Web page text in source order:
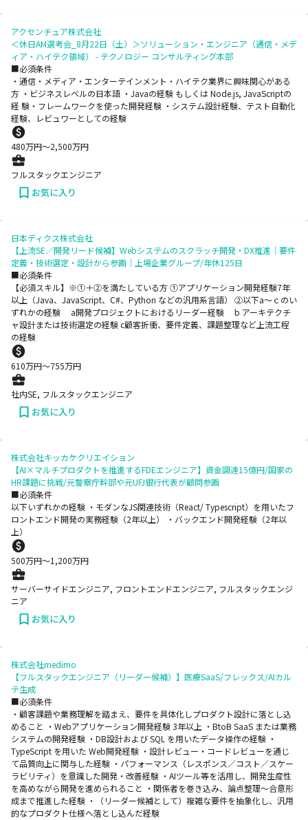
アクセンチュア株式会社
＜休日AM選考会_8月22日（土）＞ソリューション・エンジニア（通信・メデ
ィア・ハイテク領域） - テクノロジー コンサルティング本部
■必須条件
・通信・メディア・エンターテインメント・ハイテク業界に興味関心がある
方 ・ビジネスレベルの日本語 ・Javaの経験 もしくは Node.js, JavaScriptの
経 験・フレームワークを使った開発経験 ・システム設計経験、テスト自動化
経験、レビュワーとしての経験
480万円〜2,500万円
フルスタックエンジニア
お気に入り
日本ディクス株式会社
【上流SE／開発リード候補】Webシステムのスクラッチ開発・DX推進｜要件
定義・技術選定・設計から参画｜上場企業グループ/年休125日
■必須条件
【必須スキル】※①＋②を満たしている方 ①アプリケーション開発経験7年
以上（Java、JavaScript、C#、Python などの汎用系言語） ②以下a～ｃのい
ずれかの経験 a開発プロジェクトにおけるリーダー経験 b アーキテクチ
ャ設計または技術選定の経験 c顧客折衝、要件定義、課題整理など上流工程
の経験
610万円〜755万円
社内SE, フルスタックエンジニア
お気に入り
株式会社キッカケクリエイション
【AI×マルチプロダクトを推進するFDEエンジニア】資金調達15億円/国家の
HR課題に挑戦/元警察庁幹部や元UFJ銀行代表が顧問参画
■必須条件
以下いずれかの経験 ・モダンなJS関連技術（React/ Typescript）を用いたフ
ロントエンド開発の実務経験（2年以上） ・バックエンド開発経験（2年以
上）
500万円〜1,200万円
サーバーサイドエンジニア, フロントエンドエンジニア, フルスタックエンジ
ニア
お気に入り
株式会社medimo
【フルスタックエンジニア（リーダー候補）】医療SaaS/フレックス/AIカル
テ生成
■必須条件
・顧客課題や業務理解を踏まえ、要件を具体化しプロダクト設計に落とし込
めること ・Webアプリケーション開発経験 3年以上 ・BtoB SaaS または業務
システムの開発経験 ・DB設計および SQL を用いたデータ操作の経験 ・
TypeScript を用いた Web開発経験 ・設計レビュー・コードレビューを通じ
て品質向上に関与した経験 ・パフォーマンス（レスポンス／コスト／スケー
ラビリティ）を意識した開発・改善経験 ・AIツール等を活用し、開発生産性
を高めながら開発を進められること ・関係者を巻き込み、論点整理〜合意形
成まで推進した経験 ・（リーダー候補として）複雑な要件を抽象化し、汎用
的なプロダクト仕様へ落とし込んだ経験